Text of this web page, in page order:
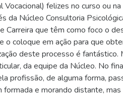
felizes no curso ou
da Núcleo Consultoria
Carreira que têm como foco o
coloque em ação para que
deste processo é fantástico.
da equipe da Núcleo. No
profissão, de alguma forma,
e morando distante,